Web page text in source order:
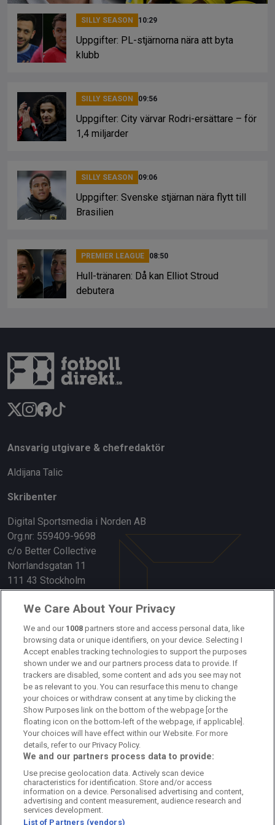
SILLY SEASON 10:29
Uppgifter: PL-stjärnorna nära att byta
klubb
SILLY SEASON 09:56
Uppgifter: City värvar Rodri-ersättare – för
1,4 miljarder
SILLY SEASON 09:06
Uppgifter: Svenske stjärnan nära flytt till
Brasilien
PREMIER LEAGUE 08:50
Hull-tränaren: Då kan Elliot Stroud
debutera
Ansvarig utgivare & chefredaktör
Aldijana Talic
Skribenter
Digital Sportsmedia i Norden AB
Org.nr: 559409-9698
c/o Better Collective
Norrlandsgatan 11
111 43 Stockholm
Länkar
Om oss
Kontakta oss
Kundtjänst
Sponsor: Rekatochklart
Annonsera på Fotbolldirekt
Redaktionell policy
Personuppgiftspolicy
Cookiepolicy
We Care About Your Privacy
We and our 1008 partners store and access personal data, like
browsing data or unique identifiers, on your device. Selecting I
Accept enables tracking technologies to support the purposes
shown under we and our partners process data to provide. If
trackers are disabled, some content and ads you see may not
be as relevant to you. You can resurface this menu to change
your choices or withdraw consent at any time by clicking the
Show Purposes link on the bottom of the webpage [or the
floating icon on the bottom-left of the webpage, if applicable].
Your choices will have effect within our Website. For more
details, refer to our Privacy Policy.
We and our partners process data to provide:
Use precise geolocation data. Actively scan device
characteristics for identification. Store and/or access
information on a device. Personalised advertising and content,
advertising and content measurement, audience research and
services development.
List of Partners (vendors)